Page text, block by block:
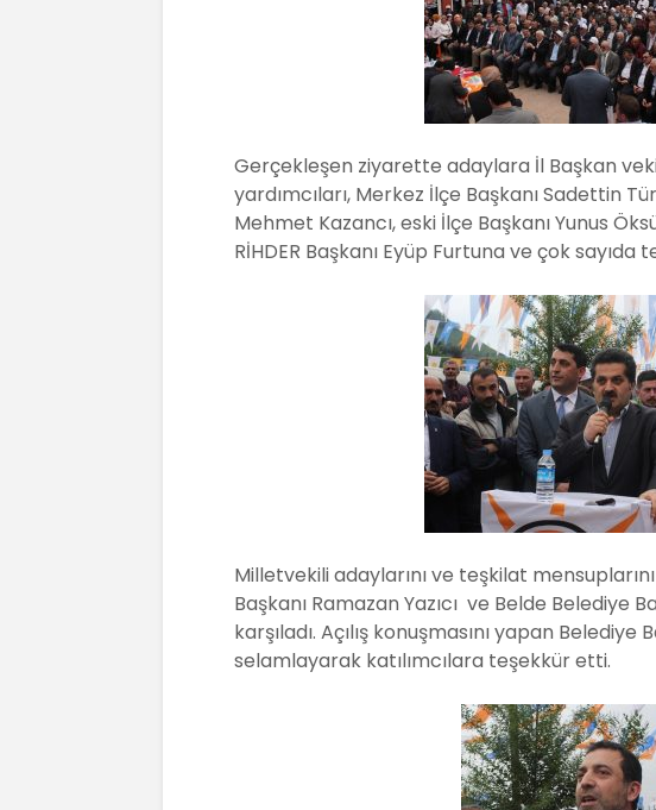
Gerçekleşen ziyarette adaylara İl Başkan
yardımcıları, Merkez İlçe Başkanı Sadettin
Mehmet Kazancı, eski İlçe Başkanı Yunus
RİHDER Başkanı Eyüp Furtuna ve çok
Milletvekili adaylarını ve teşkilat
Başkanı Ramazan Yazıcı ve Belde Belediye
karşıladı. Açılış konuşmasını yapan
selamlayarak katılımcılara teşekkür etti.